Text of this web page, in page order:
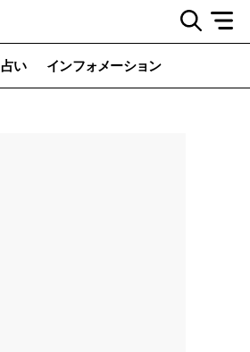
占い インフォメーション